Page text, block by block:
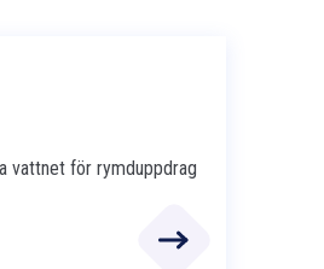
vattnet för rymduppdrag